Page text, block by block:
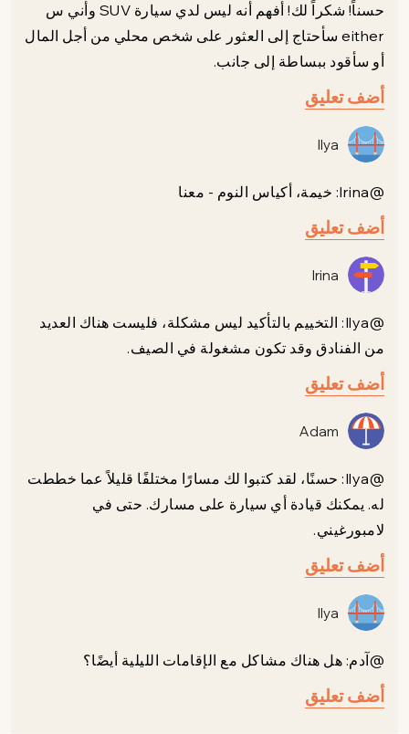
حسناً! شكراً لك! أفهم أنه ليس لدي سيارة SUV وأني س
either سأحتاج إلى العثور على شخص محلي من أجل المال
أو سأقود ببساطة إلى جانب.
أضف تعليق
Ilya
@Irina: خيمة، أكياس النوم - معنا
أضف تعليق
Irina
@Ilya: التخييم بالتأكيد ليس مشكلة، فليست هناك العديد
من الفنادق وقد تكون مشغولة في الصيف.
أضف تعليق
Adam
@Ilya: حسنًا، لقد كتبوا لك مسارًا مختلفًا قليلاً عما خططت
له. يمكنك قيادة أي سيارة على مسارك. حتى في
لامبورغيني.
أضف تعليق
Ilya
@آدم: هل هناك مشاكل مع الإقامات الليلية أيضًا؟
أضف تعليق